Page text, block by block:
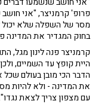
פרופ' קרמניצר, "אני
מסר של השפלה שלא יכול
בחוק המגדיר את המדינה
קרמניצר פנה לינון מגל,
היית קופץ עד השמיים,
הדבר הכי מובן בעולם
את המדינה - ולא להיות
עם מצפון צריך לצאת